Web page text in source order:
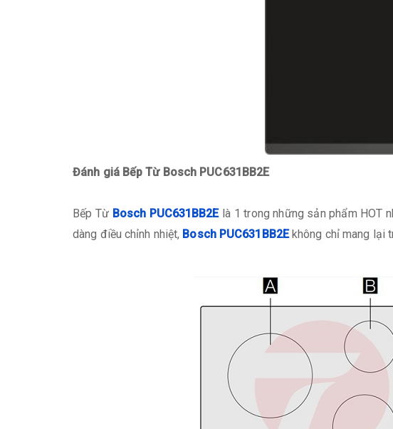
Đánh giá Bếp Từ Bosch PUC631BB2E
Bếp Từ Bosch PUC631BB2E là 1 trong những sản phẩm HOT
dàng điều chỉnh nhiệt, Bosch PUC631BB2E không chỉ mang lại